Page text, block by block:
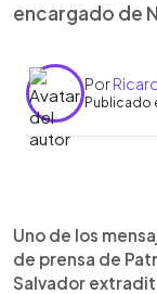
encargado de
Por
Publicado
►
Uno de los
de prensa de
Salvador